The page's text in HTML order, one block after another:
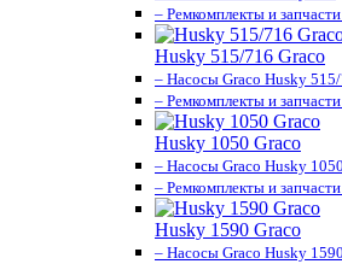
– Ремкомплекты и
Husky 515/716 Graco
– Насосы Graco Husky
– Ремкомплекты и
Husky 1050 Graco
– Насосы Graco Husky 1050
– Ремкомплекты и
Husky 1590 Graco
– Насосы Graco Husky 1590